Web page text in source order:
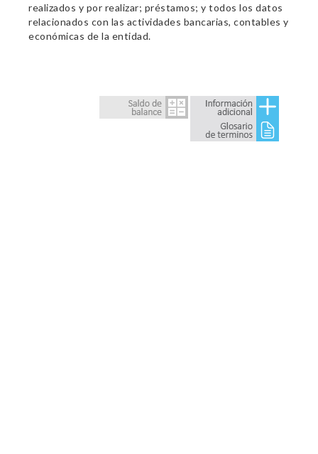
realizados y por realizar; préstamos; y todos los datos
relacionados con las actividades bancarias, contables y
económicas de la entidad.